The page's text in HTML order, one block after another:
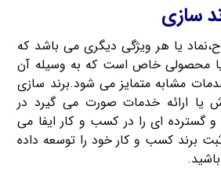
سازی
یا هر ویژگی دیگری می باشد که
محصولی خاص است که به وسیله آن
مشابه متمایز می شود.برند سازی
یا ارائه خدمات صورت می گیرد در
گسترده ای را در کسب و کار ایفا می
برند کسب و کار خود را توسعه داده